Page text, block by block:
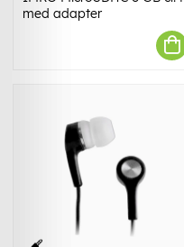
med adapter